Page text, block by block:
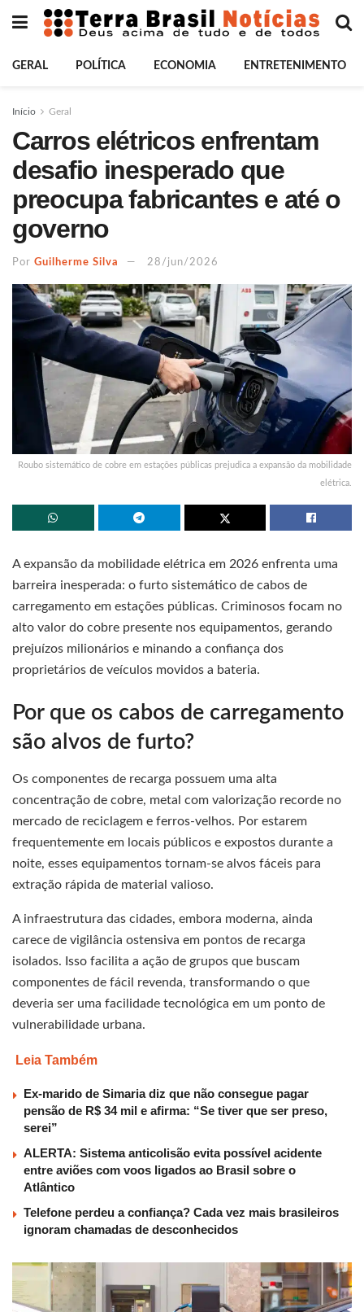
GERAL POLÍTICA ECONOMIA ENTRETENIMENTO
Início Geral
Carros elétricos enfrentam
desafio inesperado que
preocupa fabricantes e até o
governo
Por Guilherme Silva 28/jun/2026
Roubo sistemático de cobre em estações públicas prejudica a expansão da mobilidade
elétrica.
A expansão da mobilidade elétrica em 2026 enfrenta uma
barreira inesperada: o furto sistemático de cabos de
carregamento em estações públicas. Criminosos focam no
alto valor do cobre presente nos equipamentos, gerando
prejuízos milionários e minando a confiança dos
proprietários de veículos movidos a bateria.
Por que os cabos de carregamento
são alvos de furto?
Os componentes de recarga possuem uma alta
concentração de cobre, metal com valorização recorde no
mercado de reciclagem e ferros-velhos. Por estarem
frequentemente em locais públicos e expostos durante a
noite, esses equipamentos tornam-se alvos fáceis para
extração rápida de material valioso.
A infraestrutura das cidades, embora moderna, ainda
carece de vigilância ostensiva em pontos de recarga
isolados. Isso facilita a ação de grupos que buscam
componentes de fácil revenda, transformando o que
deveria ser uma facilidade tecnológica em um ponto de
vulnerabilidade urbana.
Leia Também
Ex-marido de Simaria diz que não consegue pagar
pensão de R$ 34 mil e afirma: “Se tiver que ser preso,
serei”
ALERTA: Sistema anticolisão evita possível acidente
entre aviões com voos ligados ao Brasil sobre o
Atlântico
Telefone perdeu a confiança? Cada vez mais brasileiros
ignoram chamadas de desconhecidos